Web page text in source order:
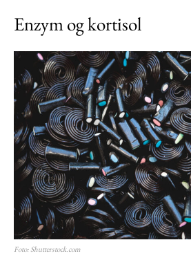
Enzym og kortisol
Foto: Shutterstock.com